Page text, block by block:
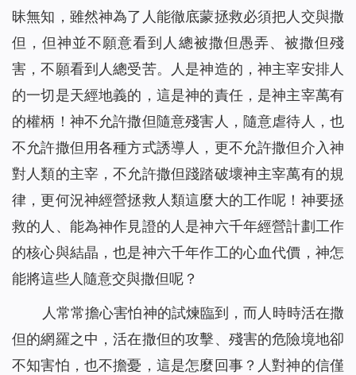
昧無知，雖然神為了人能徹底蒙拯救必須把人交與撒
但，但神並不願意看到人總被撒但愚弄、被撒但殘
害，不願看到人總受苦。人是神造的，神主宰安排人
的一切是天經地義的，這是神的責任，是神主宰萬有
的權柄！神不允許撒但隨意殘害人，隨意虐待人，也
不允許撒但用各種方式誘導人，更不允許撒但介入神
對人類的主宰，不允許撒但踐踏破壞神主宰萬有的規
律，更何況神經營拯救人類這麼大的工作呢！神要拯
救的人、能為神作見證的人是神六千年經營計劃工作
的核心與結晶，也是神六千年作工的心血代價，神怎
能將這些人隨意交與撒但呢？
人常常擔心害怕神的試煉臨到，而人時時活在撒
但的網羅之中，活在撒但的攻擊、殘害的危險境地卻
不知害怕，也不擔憂，這是怎麼回事？人對神的信僅